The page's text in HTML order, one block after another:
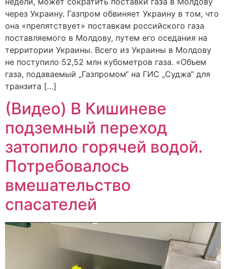
через Украину. Газпром обвиняет Украину в том, что
она «препятствует» поставкам российского газа
поставляемого в Молдову, путем его оседания на
территории Украины. Всего из Украины в Молдову
не поступило 52,52 млн кубометров газа. «Объем
газа, подаваемый „Газпромом“ на ГИС „Суджа“ для
транзита […]
(Видео) В Кишиневе
подземный переход
затопило горячей водой.
Потребовалось
вмешательство
спасателей